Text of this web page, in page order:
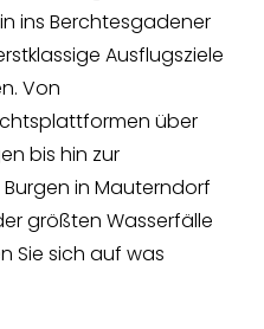
ins Berchtesgadener
Ausflugsziele
Von
über
bis hin zur
in Mauterndorf
größten Wasserfälle
Sie sich auf was